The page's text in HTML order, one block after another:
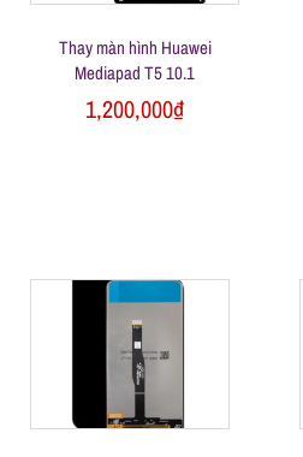
Thay màn hình Huawei
Mediapad T5 10.1
1,200,000₫